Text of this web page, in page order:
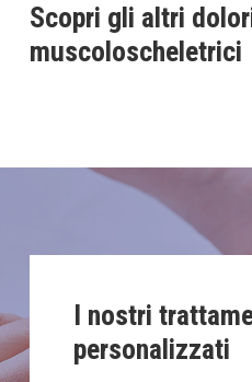
Scopri gli altri
muscoloscheletrici
I nostri
personalizzati